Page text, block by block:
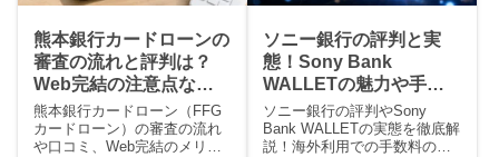
熊本銀行カードローンの
審査の流れと評判は？
Web完結の注意点など
徹底解説
熊本銀行カードローン（FFG
カードローン）の審査の流れ
や口コミ、Web完結のメリッ
ソニー銀行の評判と実
態！Sony Bank
WALLETの魅力や手数
料のメリット、注意点を
徹底解説
ソニー銀行の評判やSony
Bank WALLETの実態を徹底解
説！海外利用での手数料の安